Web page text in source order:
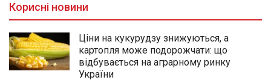
Корисні новини
Ціни на кукурудзу знижуються, а
картопля може подорожчати: що
відбувається на аграрному ринку
України